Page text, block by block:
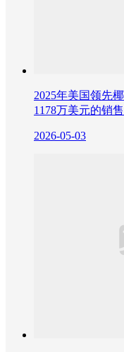
2025年美国领先
1178万美元的销
2026-05-03